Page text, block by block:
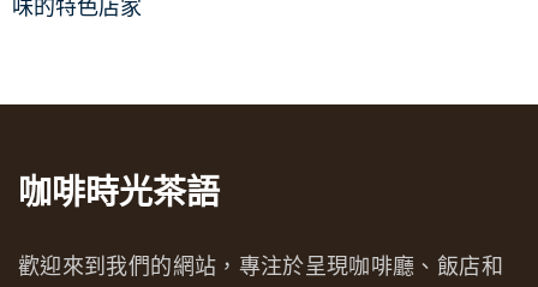
味的特色店家
咖啡時光茶語
歡迎來到我們的網站，專注於呈現咖啡廳、飯店和